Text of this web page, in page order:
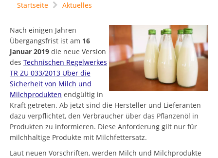
Startseite Aktuelles
Nach einigen Jahren
Übergangsfrist ist am 16
Januar 2019 die neue Version
des Technischen Regelwerkes
TR ZU 033/2013 Über die
Sicherheit von Milch und
Milchprodukten endgültig in
Kraft getreten. Ab jetzt sind die Hersteller und Lieferanten
dazu verpflichtet, den Verbraucher über das Pflanzenöl in
Produkten zu informieren. Diese Anforderung gilt nur für
milchhaltige Produkte mit Milchfettersatz.
Laut neuen Vorschriften, werden Milch und Milchprodukte